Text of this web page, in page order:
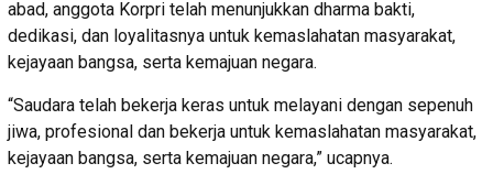
abad, anggota Korpri telah menunjukkan dharma bakti,
dedikasi, dan loyalitasnya untuk kemaslahatan masyarakat,
kejayaan bangsa, serta kemajuan negara.
“Saudara telah bekerja keras untuk melayani dengan sepenuh
jiwa, profesional dan bekerja untuk kemaslahatan masyarakat,
kejayaan bangsa, serta kemajuan negara,” ucapnya.